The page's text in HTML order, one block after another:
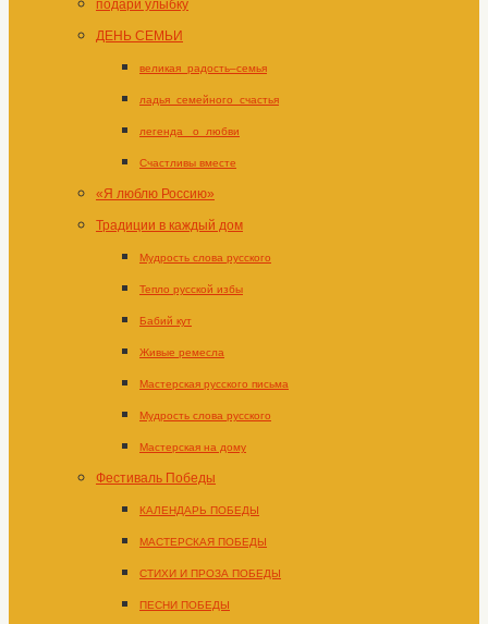
подари улыбку
ДЕНЬ СЕМЬИ
великая_радость–семья
ладья_семейного_счастья
легенда _о_любви
Счастливы вместе
«Я люблю Россию»
Традиции в каждый дом
Мудрость слова русского
Тепло русской избы
Бабий кут
Живые ремесла
Мастерская русского письма
Мудрость слова русского
Мастерская на дому
Фестиваль Победы
КАЛЕНДАРЬ ПОБЕДЫ
МАСТЕРСКАЯ ПОБЕДЫ
СТИХИ И ПРОЗА ПОБЕДЫ
ПЕСНИ ПОБЕДЫ